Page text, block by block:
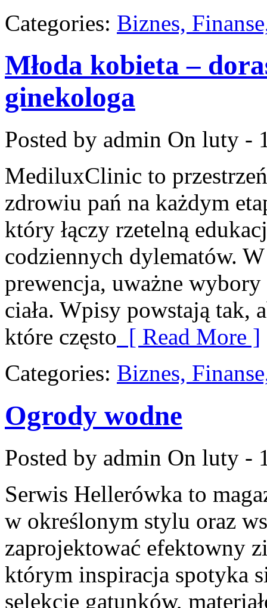
Categories: Biznes,
Młoda kobieta –
ginekologa
Posted by admin On luty -
MediluxClinic to
zdrowiu pań na każdym
który łączy rzetelną
codziennych dylematów.
prewencja, uważne wybory
ciała. Wpisy powstają tak,
które często [ Read More ]
Categories: Biznes,
Ogrody wodne
Posted by admin On luty -
Serwis Hellerówka to
w określonym stylu oraz
zaprojektować efektowny
którym inspiracja spotyka
selekcję gatunków,